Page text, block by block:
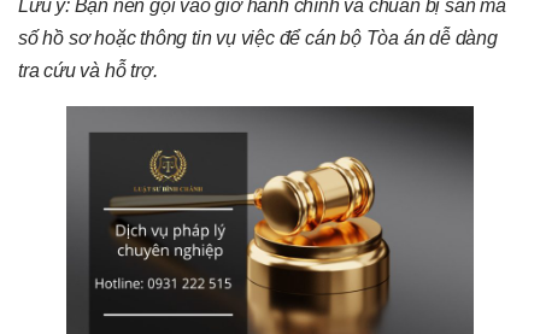
Lưu ý: Bạn nên gọi vào giờ hành chính và chuẩn bị sẵn mã
số hồ sơ hoặc thông tin vụ việc để cán bộ Tòa án dễ dàng
tra cứu và hỗ trợ.